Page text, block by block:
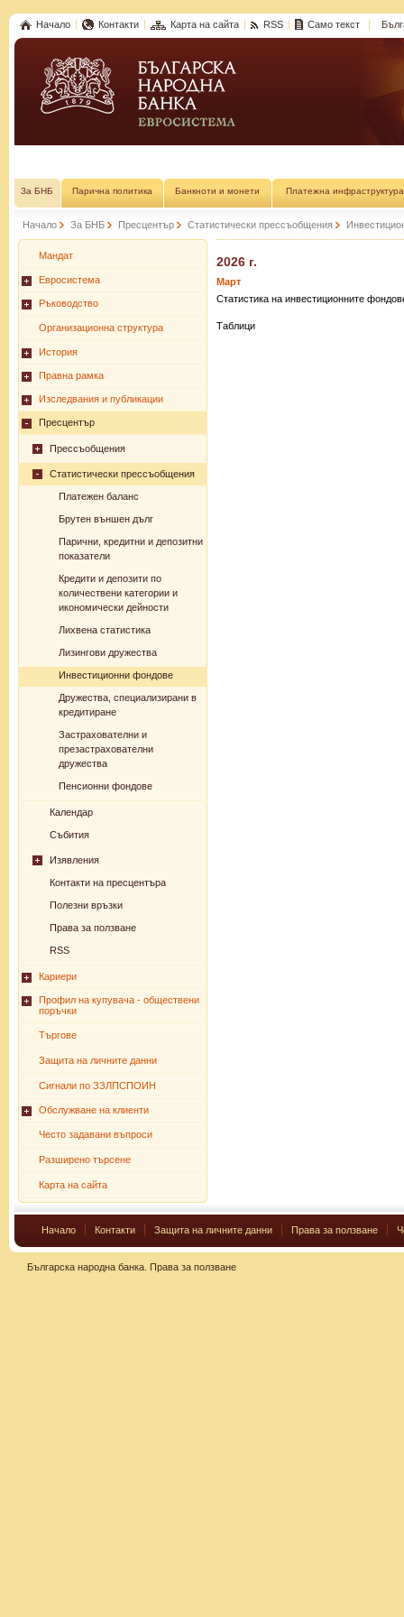
Начало Контакти Карта на сайта RSS Само текст
За БНБ Парична политика Банкноти и монети Платежна инфраструктура
Начало За БНБ Пресцентър Статистически прессъобщения
Мандат
Евросистема
Ръководство
Организационна структура
История
Правна рамка
Изследвания и публикации
Пресцентър
Прессъобщения
Статистически прессъобщения
Платежен баланс
Брутен външен дълг
Парични, кредитни и депозитни
показатели
Кредити и депозити по
количествени категории и
икономически дейности
Лихвена статистика
Лизингови дружества
Инвестиционни фондове
Дружества, специализирани в
кредитиране
Застрахователни и
презастрахователни
дружества
Пенсионни фондове
Календар
Събития
Изявления
Контакти на пресцентъра
Полезни връзки
Права за ползване
RSS
Кариери
Профил на купувача - обществени
поръчки
Търгове
Защита на личните данни
Сигнали по ЗЗЛПСПОИН
Обслужване на клиенти
Често задавани въпроси
Разширено търсене
Карта на сайта
2026 г.
Март
Статистика на инвестиционните
Таблици
Начало Контакти Защита на личните данни Права за ползване
Българска народна банка. Права за ползване